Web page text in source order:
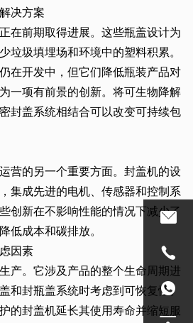
决方案
在前期取得进展。这些瓶盖设计为
垃圾填埋场和环境中的塑料积累。
在开发中，但它们降低瓶装产品对
一项有前景的创新。将可生物降解
封盖系统相结合可以改变可持续包
营的另一个重要方面。封盖机的设
集成先进的电机、传感器和控制系
创新在不影响性能的情况下减少了
低成本和碳排放。
因素
产。它涉及产品的整个生命周期进
和封瓶盖系统时考虑到可恢复性。
的封盖机延长其使用寿命并缩短服